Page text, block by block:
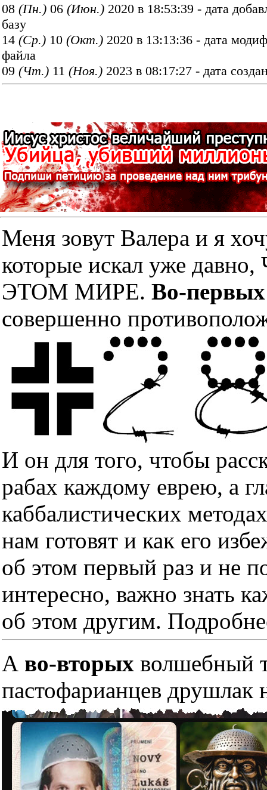
08 (Пн.) 06 (Июн.) 2020 в 18:53:39 - дата
базу
14 (Ср.) 10 (Окт.) 2020 в 13:13:36 - дата
файла
09 (Чт.) 11 (Ноя.) 2023 в 08:17:27 - дата
Меня зовут Валера и я
которые искал уже
ЭТОМ МИРЕ. Во-первых
совершенно
И он для того, чтобы
рабах каждому еврею, а
каббалистических
нам готовят и как его
об этом первый раз и не
интересно, важно знать
об этом другим.
А во-вторых волшебный
пастофарианцев друшлак